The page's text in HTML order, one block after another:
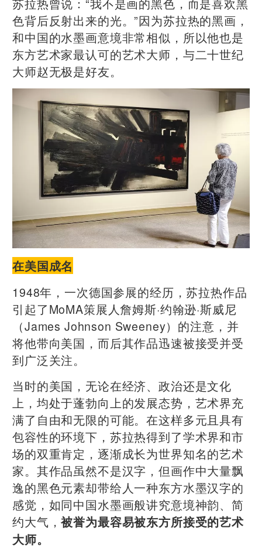
色背后反射出来的光。”因为苏拉热的黑画，
和中国的水墨画意境非常相似，所以他也是
东方艺术家最认可的艺术大师，与二十世纪
大师赵无极是好友。
在美国成名
1948年，一次德国参展的经历，苏拉热作品
引起了MoMA策展人詹姆斯·约翰逊·斯威尼
（James Johnson Sweeney）的注意，并
将他带向美国，而后其作品迅速被接受并受
到广泛关注。
当时的美国，无论在经济、政治还是文化
上，均处于蓬勃向上的发展态势，艺术界充
满了自由和无限的可能。在这样多元且具有
包容性的环境下，苏拉热得到了学术界和市
场的双重肯定，逐渐成长为世界知名的艺术
家。其作品虽然不是汉字，但画作中大量飘
逸的黑色元素却带给人一种东方水墨汉字的
感觉，如同中国水墨画般讲究意境神韵、简
约大气，被誉为最容易被东方所接受的艺术
大师。